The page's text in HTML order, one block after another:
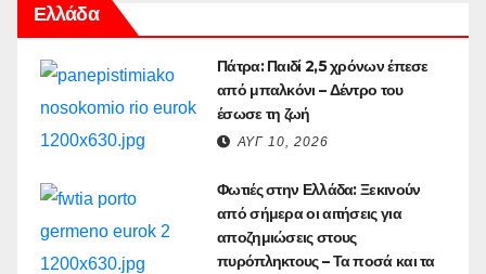
Ελλάδα
Πάτρα: Παιδί 2,5 χρόνων έπεσε
από μπαλκόνι – Δέντρο του
έσωσε τη ζωή
ΑΥΓ 10, 2026
Φωτιές στην Ελλάδα: Ξεκινούν
από σήμερα οι αιτήσεις για
αποζημιώσεις στους
πυρόπληκτους – Τα ποσά και τα